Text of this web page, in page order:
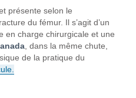
présente selon le
du fémur. Il s’agit d’un
en charge chirurgicale et une
, dans la même chute,
de la pratique du